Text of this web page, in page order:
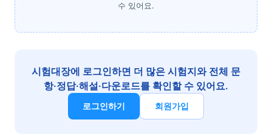
수 있어요.
시험대장에 로그인하면 더 많은 시험지와 전체 문
항·정답·해설·다운로드를 확인할 수 있어요.
로그인하기 회원가입